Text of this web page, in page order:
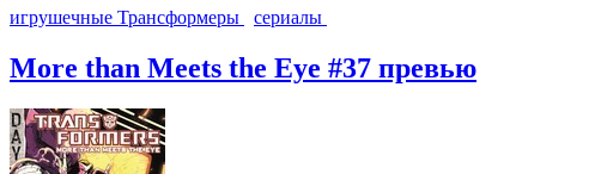
игрушечные Трансформеры
сериалы
More than Meets the Eye #37 превью